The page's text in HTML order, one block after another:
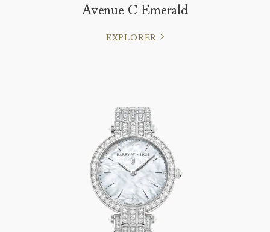
Avenue C Emerald
EXPLORER